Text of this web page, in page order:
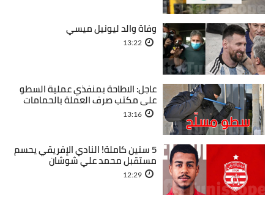
وفاة والد ليونيل ميسي
13:22
عاجل: الاطاحة بمنفذي عملية السطو
على مكتب صرف العملة بالحمامات
13:16
5 سنين كاملة! النادي الإفريقي يحسم
مستقبل محمد علي شوشان
12:29